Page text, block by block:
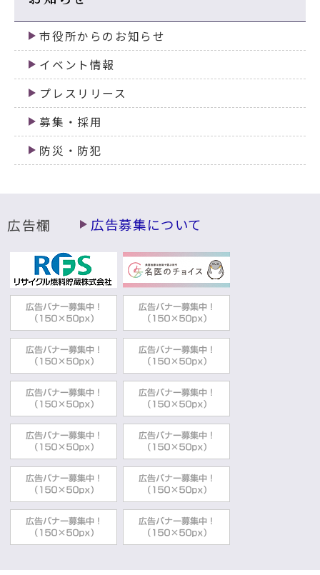
市役所からのお知らせ
イベント情報
プレスリリース
募集・採用
防災・防犯
広告欄 広告募集について